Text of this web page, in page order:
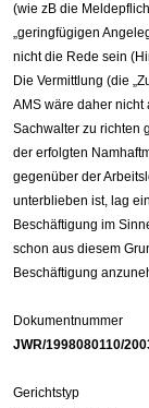
(wie zB die
„geringfügigen
nicht die Rede sein
Die Vermittlung (die
AMS wäre daher nicht
Sachwalter zu richten
der erfolgten
gegenüber der
unterblieben ist, lag
Beschäftigung im
schon aus diesem
Beschäftigung
Dokumentnummer
JWR/1998080110/
Gerichtstyp